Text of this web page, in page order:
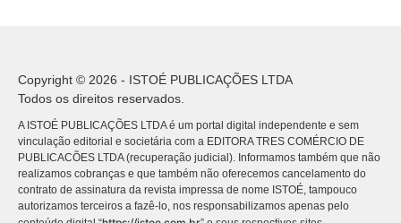
Copyright © 2026 - ISTOÉ PUBLICAÇÕES LTDA
Todos os direitos reservados.
A ISTOÉ PUBLICAÇÕES LTDA é um portal digital independente e sem
vinculação editorial e societária com a EDITORA TRES COMÉRCIO DE
PUBLICACÕES LTDA (recuperação judicial). Informamos também que não
realizamos cobranças e que também não oferecemos cancelamento do
contrato de assinatura da revista impressa de nome ISTOÉ, tampouco
autorizamos terceiros a fazê-lo, nos responsabilizamos apenas pelo